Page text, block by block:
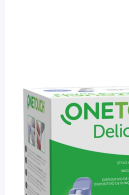
OneTouch Delica
Sicherheitslanzetten /
PZN: 16971361 / Diashop.de Kat.-Nr.
Lieferzeit 3-7 Werktage
Besonderheiten
k. A.